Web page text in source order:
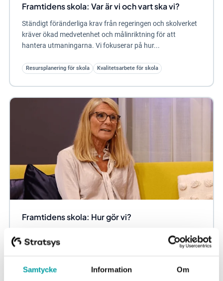
Samtycke Information Om
Framtidens skola: Var är vi och vart ska vi?
Ständigt föränderliga krav från regeringen och skolverket
kräver ökad medvetenhet och målinriktning för att
hantera utmaningarna. Vi fokuserar på hur...
Resursplanering för skola Kvalitetsarbete för skola
Framtidens skola: Hur gör vi?
Hur kan man på enklaste sätt skapa synergier och
arbetsflöden med fokus på Kvalitetsarbete i skolan? Vi